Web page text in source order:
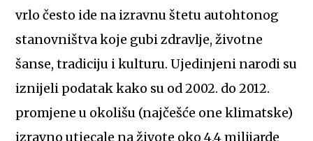
vrlo često ide na izravnu štetu autohtonog
stanovništva koje gubi zdravlje, životne
šanse, tradiciju i kulturu. Ujedinjeni narodi su
iznijeli podatak kako su od 2002. do 2012.
promjene u okolišu (najčešće one klimatske)
izravno utjecale na živote oko 4,4 milijarde